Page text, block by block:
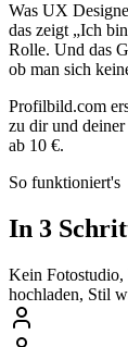
Was UX
das zeigt „Ich
Rolle. Und das
ob man sich
Profilbild.com
zu dir und
ab 10 €.
So funktioniert's
In 3
Kein
hochladen, Stil